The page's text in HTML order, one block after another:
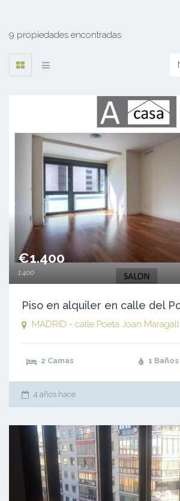
9 propiedades encontradas
€1.400
1.400
MADRID - calle Poeta Joan Maragall
2 Camas 1 Baños
4 años hace